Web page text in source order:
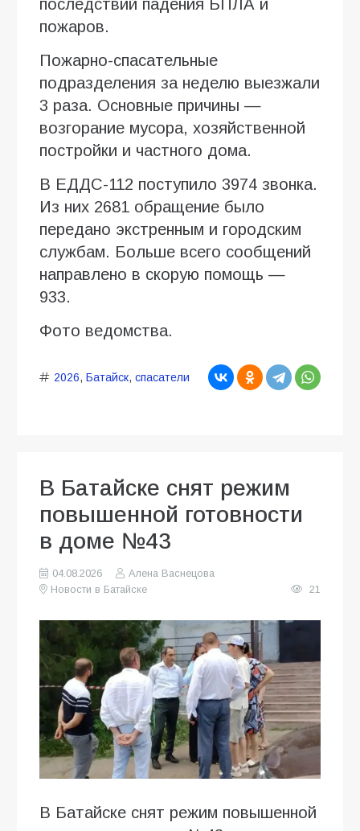
последствий падения БПЛА и
пожаров.
Пожарно-спасательные
подразделения за неделю выезжали
3 раза. Основные причины —
возгорание мусора, хозяйственной
постройки и частного дома.
В ЕДДС-112 поступило 3974 звонка.
Из них 2681 обращение было
передано экстренным и городским
службам. Больше всего сообщений
направлено в скорую помощь —
933.
Фото ведомства.
2026, Батайск, спасатели
В Батайске снят режим
повышенной готовности
в доме №43
04.08.2026
Алена Васнецова
Новости в Батайске
21
В Батайске снят режим повышенной